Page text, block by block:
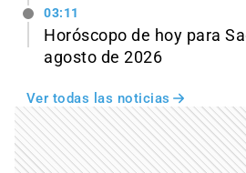
03:11
Horóscopo de hoy para
agosto de 2026
Ver todas las noticias